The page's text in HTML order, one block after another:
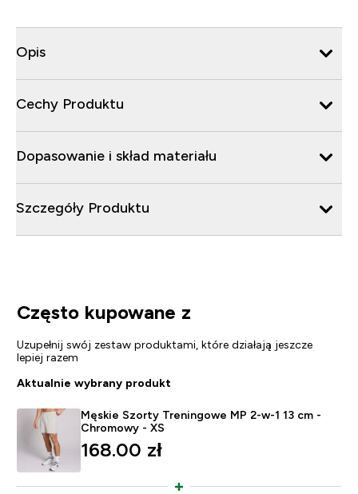
Opis
Cechy Produktu
Dopasowanie i skład materiału
Szczegóły Produktu
Często kupowane z
Uzupełnij swój zestaw produktami, które działają jeszcze
lepiej razem
Aktualnie wybrany produkt
Męskie Szorty Treningowe MP 2-w-1 13 cm -
Chromowy - XS
168.00 zł‎